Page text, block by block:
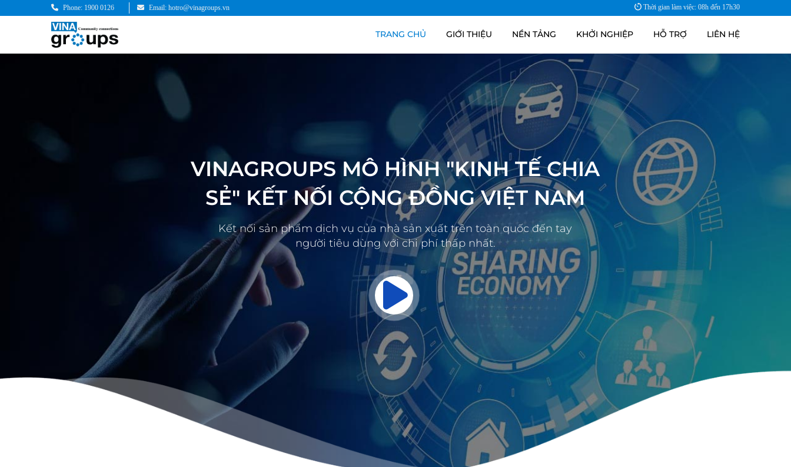
Phone: 1900 0126 Email: hotro@vinagroups.vn Thời gian làm việc: 08h đến 17h30
TRANG CHỦ GIỚI THIỆU NỀN TẢNG KHỞI NGHIỆP HỖ TRỢ LIÊN HỆ
VINAGROUPS MÔ HÌNH "KINH TẾ CHIA
SẺ" KẾT NỐI CỘNG ĐỒNG VIỆT NAM
Kết nối sản phẩm dịch vụ của nhà sản xuất trên toàn quốc đến tay
người tiêu dùng với chi phí thấp nhất.